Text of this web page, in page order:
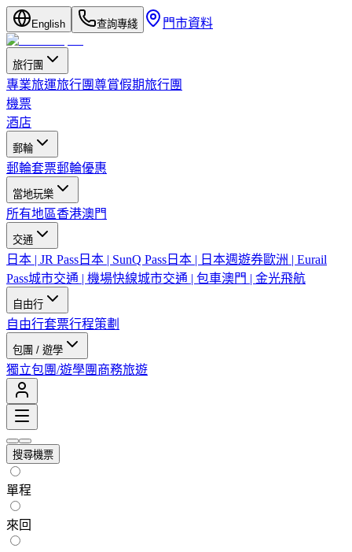
English 查詢專綫 門市資料
旅行團
專業旅運旅行團尊賞假期旅行團
機票
酒店
郵輪
郵輪套票郵輪優惠
當地玩樂
所有地區香港澳門
交通
日本 | JR Pass 日本 | SunQ Pass 日本 | 日本週遊券歐洲 | Eurail
Pass城市交通 | 機場快線城市交通 | 包車澳門 | 金光飛航
自由行
自由行套票行程策劃
包團 / 遊學
獨立包團/遊學團 商務旅遊
搜尋機票
單程
來回